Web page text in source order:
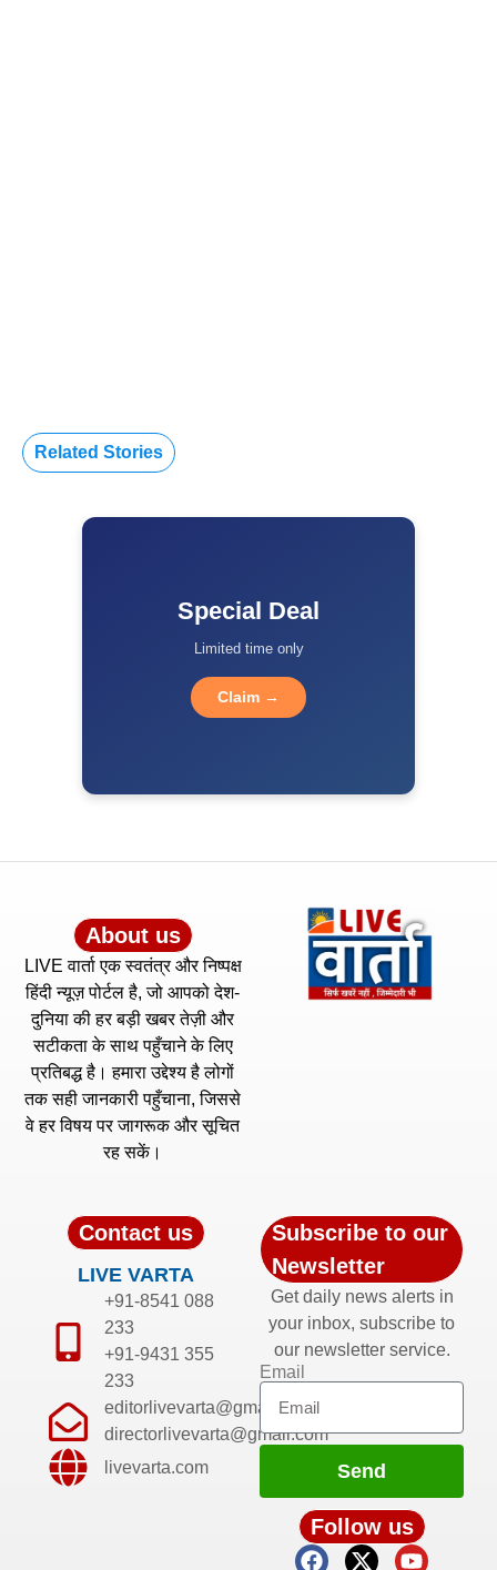
Related Stories
Special Deal
Limited time only
Claim →
About us
LIVE वार्ता एक स्वतंत्र और निष्पक्ष
हिंदी न्यूज़ पोर्टल है, जो आपको देश-
दुनिया की हर बड़ी खबर तेज़ी और
सटीकता के साथ पहुँचाने के लिए
प्रतिबद्ध है। हमारा उद्देश्य है लोगों
तक सही जानकारी पहुँचाना, जिससे
वे हर विषय पर जागरूक और सूचित
रह सकें।
Contact us
LIVE VARTA
+91-8541 088
233
+91-9431 355
233
editorlivevarta@gmail.com
directorlivevarta@gmail.com
livevarta.com
Subscribe to our
Newsletter
Get daily news alerts in
your inbox, subscribe to
our newsletter service.
Email
Send
Follow us